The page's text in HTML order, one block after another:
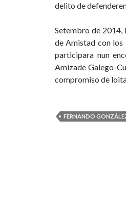
delito de
Setembro de 2014,
de Amistad con los
participara nun
Amizade Galego-
compromiso de
FERNANDO